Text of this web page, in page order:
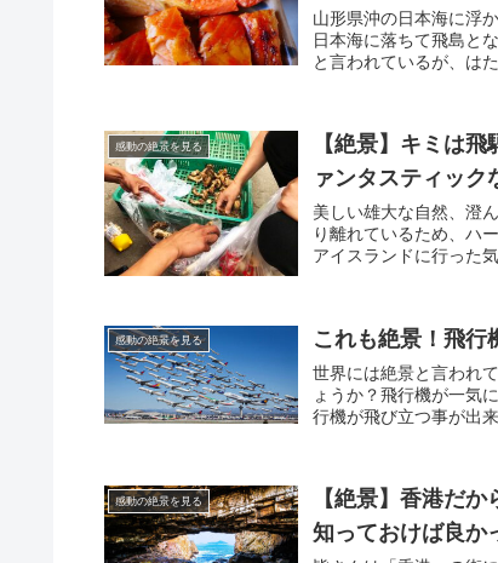
山形県沖の日本海に浮
日本海に落ちて飛島と
と言われているが、は
感動の絶景を見る
【絶景】キミは
ァンタスティック
美しい雄大な自然、澄
り離れているため、ハ
アイスランドに行った
感動の絶景を見る これも絶景！飛行
世界には絶景と言われ
ょうか？飛行機が一気
行機が飛び立つ事が出
感動の絶景を見る
【絶景】香港だ
知っておけば良か